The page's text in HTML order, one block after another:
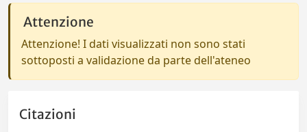
Attenzione
Attenzione! I dati visualizzati non sono stati
sottoposti a validazione da parte dell'ateneo
Citazioni